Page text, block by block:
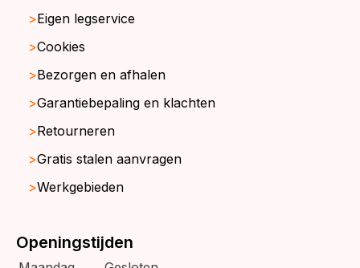
Eigen legservice
Cookies
Bezorgen en afhalen
Garantiebepaling en klachten
Retourneren
Gratis stalen aanvragen
Werkgebieden
Openingstijden